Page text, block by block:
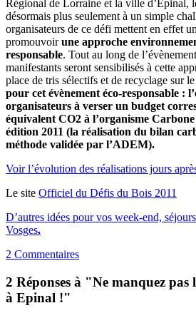
Régional de Lorraine et la ville d’Epinal,
désormais plus seulement à un simple
organisateurs de ce défi mettent en effet
promouvoirune approche
responsable. Tout au long de
manifestants seront sensibilisés à cette
place de tris sélectifs et de recyclage sur
pour cet évènement éco-responsable :
organisateurs à verser un budget
équivalent CO2 à l’organisme
édition 2011 (la réalisation du bilan
méthode validée par l’ADEM).
Voir l’évolution des réalisations jours
Le site Officiel du Défis du Bois 2011
D’autres idées pour vos week-end,
Vosges.
2 Commentaires
2 Réponses à "Ne manquez pas
à Epinal !"